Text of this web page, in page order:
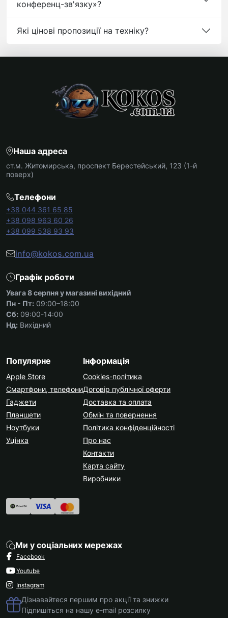
конференц-зв'язку»?
Які цінові пропозиції на техніку?
Наша адреса
ст.м. Житомирська, проспект Берестейський, 123 (1-й
поверх)
Телефони
+38 044 361 65 85
+38 098 963 60 26
+38 099 538 93 93
info@kokos.com.ua
Графік роботи
Увага 8 серпня у магазині вихідний
Пн - Пт: 09:00–18:00
Сб: 09:00-14:00
Нд: Вихідний
Популярне
Apple Store
Смартфони, телефони
Гаджети
Планшети
Ноутбуки
Уцінка
Інформація
Cookies-політика
Договір публічної оферти
Доставка та оплата
Обмін та повернення
Політика конфіденційності
Про нас
Контакти
Карта сайту
Виробники
Ми у соціальних мережах
Facebook
Youtube
Instagram
Дізнавайтеся першим про акції та знижки
Підпишіться на нашу e-mail розсилку